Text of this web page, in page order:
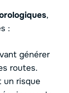
,
:
générer
routes.
un risque